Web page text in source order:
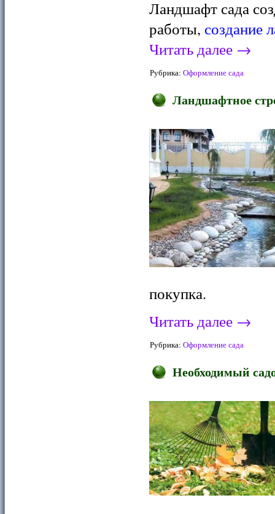
Ландшафт сада
работы, создание
Читать далее →
Рубрика: Оформление сада
Ландшафтное
покупка.
Читать далее →
Рубрика: Оформление сада
Необходимый